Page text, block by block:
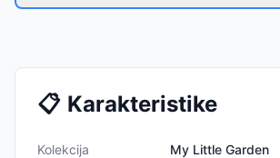
📋 Karakteristike
Kolekcija My Little Garden